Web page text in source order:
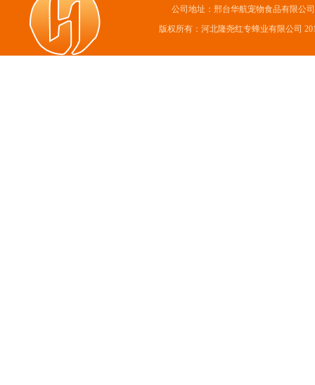
公司地址：邢台华航宠物食品有限公司
版权所有：河北隆尧红专蜂业有限公司